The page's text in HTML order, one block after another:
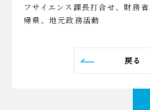
フサイエンス課長打合せ、財務
帰県、地元政務活動
戻る